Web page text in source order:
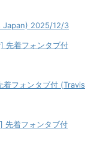
Japan) 2025/12/3
先着フォンタブ付
フォンタブ付 (Travis
先着フォンタブ付